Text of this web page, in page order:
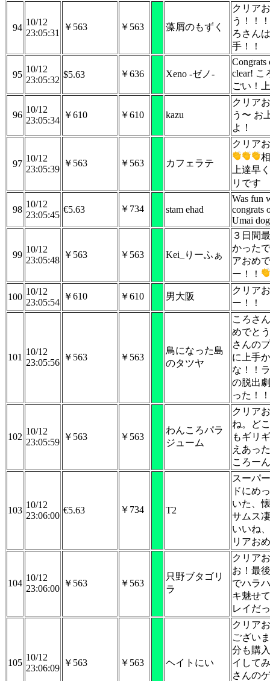
94
10/12
23:05:31
￥563 ￥563 藻屑のもずく
クリア
う！！
ろさん
手！！
95
10/12
23:05:32
$5.63 ￥636 Xeno -ゼノ-
Congrats
clear! こ
ごい！
96
10/12
23:05:34
￥610 ￥610 kazu
クリア
う〜 お
よ！
97
10/12
23:05:39
￥563 ￥563 カフェラテ
クリア
上達早
リです
98
10/12
23:05:45
€5.63 ￥734 stam ehad
Was fun
congrats
Umai
99
10/12
23:05:48
￥563 ￥563 Kei_りーふぁ
３日間
かった
アおめ
ー！！
100
10/12
23:05:54
￥610 ￥610 男大阪
クリア
ー！！
101
10/12
23:05:56
￥563 ￥563
鳥になった島
のタツヤ
ころさ
めでと
さんの
に上手
な！！
の脱出
った！！
102
10/12
23:05:59
￥563 ￥563
わんころパラ
ジューム
クリア
ね。ど
もギリ
えあっ
ころー
103
10/12
23:06:00
€5.63 ￥734 T2
スーパ
ドにめ
いた、
サムス
いいね
リアお
104
10/12
23:06:00
￥563 ￥563
只野ブタゴリ
ラ
クリア
お！最
でハラ
キ魅せ
レイだ
105
10/12
23:06:09
￥563 ￥563 ヘイトにい
クリア
ござい
分も購
イして
さんの